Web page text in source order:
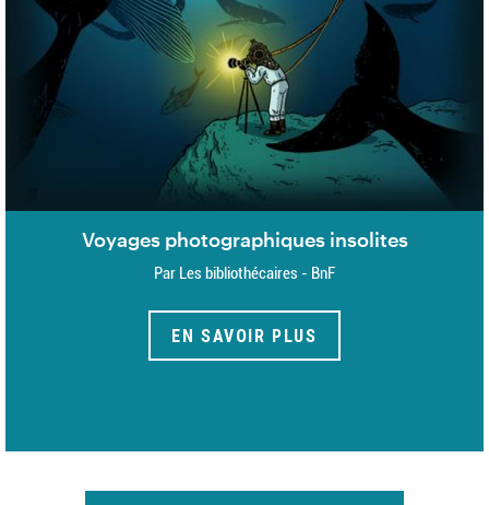
Voyages photographiques insolites
Par Les bibliothécaires - BnF
EN SAVOIR PLUS